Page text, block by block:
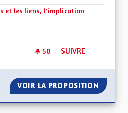
catégorie : Les solidarités, les soins
et les liens, l'implication
50 50 ABONNÉS
SUIVRE
VOIR LA PROPOSITION